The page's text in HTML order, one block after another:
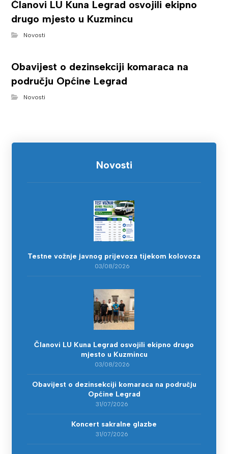
Članovi LU Kuna Legrad osvojili ekipno
drugo mjesto u Kuzmincu
Novosti
Obavijest o dezinsekciji komaraca na
području Općine Legrad
Novosti
Novosti
Testne vožnje javnog prijevoza tijekom kolovoza
03/08/2026
Članovi LU Kuna Legrad osvojili ekipno drugo
mjesto u Kuzmincu
03/08/2026
Obavijest o dezinsekciji komaraca na području
Općine Legrad
31/07/2026
Koncert sakralne glazbe
31/07/2026